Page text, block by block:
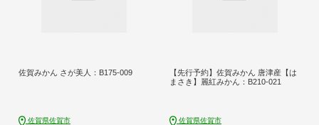
佐賀みかん さが美人：B175-009
佐賀県佐賀市
【先行予約】佐賀みかん 唐津産【は
まさき】麗紅みかん：B210-021
佐賀県佐賀市